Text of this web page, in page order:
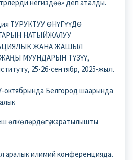
негиздөө» деп аталды.
ТУРУКТУУ ӨНҮГҮҮДӨ
НАТЫЙЖАЛУУ
ЖАНА ЖАШЫЛ
МУУНДАРЫН ТҮЗҮҮ,
25-26-сентябр, 2025-жыл.
октябрында Белгород шаарында
өлкөлөрдөгү жаратылышты
аралык илимий конференцияда.